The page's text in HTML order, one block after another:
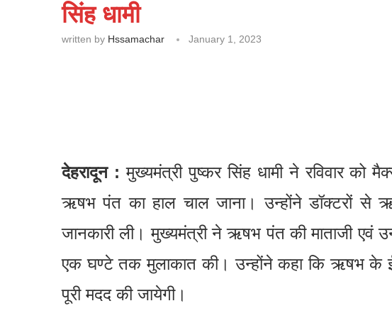
सिंह धामी
written by Hssamachar January 1, 2023
देहरादून : मुख्यमंत्री पुष्कर सिंह धामी ने रविवार को
ऋषभ पंत का हाल चाल जाना। उन्होंने डॉक्टरों से
जानकारी ली। मुख्यमंत्री ने ऋषभ पंत की माताजी
एक घण्टे तक मुलाकात की। उन्होंने कहा कि ऋषभ के
पूरी मदद की जायेगी।